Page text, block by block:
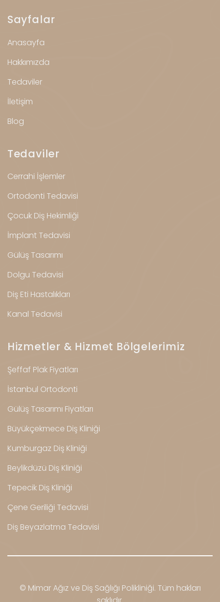
Sayfalar
Anasayfa
Hakkımızda
Tedaviler
İletişim
Blog
Tedaviler
Cerrahi İşlemler
Ortodonti Tedavisi
Çocuk Diş Hekimliği
İmplant Tedavisi
Gülüş Tasarımı
Dolgu Tedavisi
Diş Eti Hastalıkları
Kanal Tedavisi
Hizmetler & Hizmet Bölgelerimiz
Şeffaf Plak Fiyatları
İstanbul Ortodonti
Gülüş Tasarımı Fiyatları
Büyükçekmece Diş Kliniği
Kumburgaz Diş Kliniği
Beylikdüzü Diş Kliniği
Tepecik Diş Kliniği
Çene Geriliği Tedavisi
Diş Beyazlatma Tedavisi
© Mimar Ağız ve Diş Sağlığı Polikliniği. Tüm hakları